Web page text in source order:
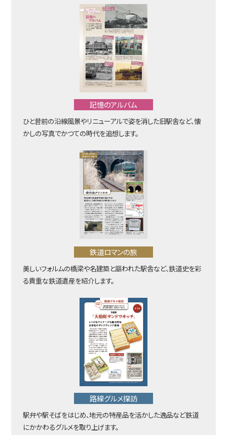
記憶のアルバム
ひと昔前の沿線風景やリニューアルで姿を消した旧駅舎など、懐
かしの写真でかつての時代を追想します。
鉄道ロマンの旅
美しいフォルムの橋梁や名建築と謳われた駅舎など、鉄道史を彩
る貴重な鉄道遺産を紹介します。
路線グルメ探訪
駅弁や駅そばをはじめ、地元の特産品を活かした逸品など鉄道
にかかわるグルメを取り上げます。